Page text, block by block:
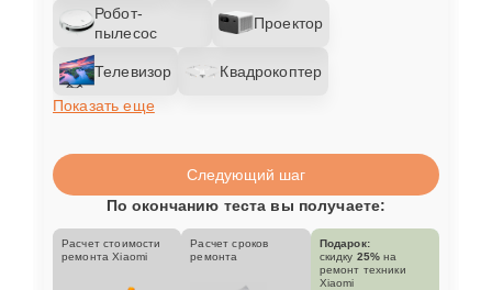
Робот-
пылесос
Проектор
Телевизор
Квадрокоптер
Показать еще
Следующий шаг
По окончанию теста вы получаете:
Расчет стоимости
ремонта Xiaomi
Расчет сроков
ремонта
Подарок:
скидку 25% на
ремонт техники
Xiaomi